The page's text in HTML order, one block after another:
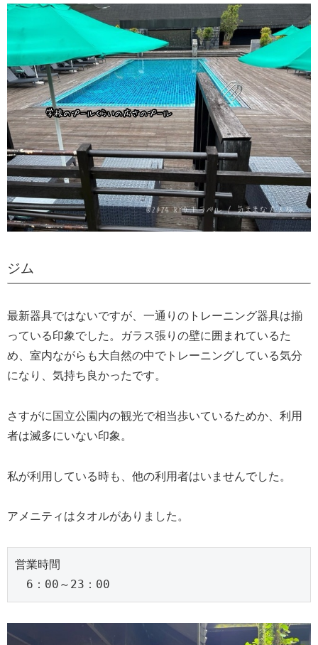
ジム
最新器具ではないですが、一通りのトレーニング器具は揃
っている印象でした。ガラス張りの壁に囲まれているた
め、室内ながらも大自然の中でトレーニングしている気分
になり、気持ち良かったです。
さすがに国立公園内の観光で相当歩いているためか、利用
者は滅多にいない印象。
私が利用している時も、他の利用者はいませんでした。
アメニティはタオルがありました。
営業時間
6：00～23：00